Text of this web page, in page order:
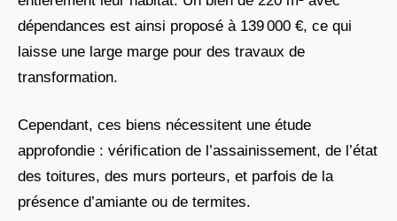
dépendances est ainsi proposé à 139 000 €, ce qui
laisse une large marge pour des travaux de
transformation.
Cependant, ces biens nécessitent une étude
approfondie : vérification de l’assainissement, de l’état
des toitures, des murs porteurs, et parfois de la
présence d’amiante ou de termites.